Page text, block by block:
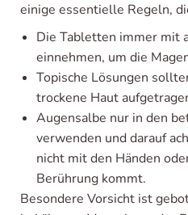
einige essentielle Regeln,
Die Tabletten immer mit
einnehmen, um die
Topische Lösungen
trockene Haut
Augensalbe nur in den
verwenden und darauf
nicht mit den Händen
Berührung kommt.
Besondere Vorsicht ist